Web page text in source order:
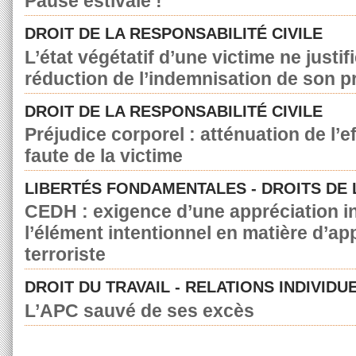
DROIT DE LA RESPONSABILITÉ CIVILE
L’état végétatif d’une victime ne
réduction de l’indemnisation de son
DROIT DE LA RESPONSABILITÉ CIVILE
Préjudice corporel : atténuation de
faute de la victime
LIBERTÉS FONDAMENTALES - DROITS DE
CEDH : exigence d’une appréciation
l’élément intentionnel en matière
terroriste
DROIT DU TRAVAIL - RELATIONS
L’APC sauvé de ses excès